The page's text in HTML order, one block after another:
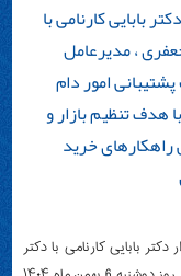
بابایی کارنامی با
، مدیرعامل
امور دام
هدف تنظیم بازار و
خرید
بابایی کارنامی با دکتر